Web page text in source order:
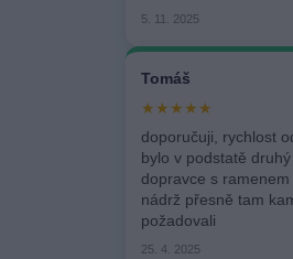
5. 11. 2025
Tomáš
★★★★★
doporučuji, rychlost
bylo v podstatě
dopravce s ramenem
nádrž přesně tam
požadovali
25. 4. 2025